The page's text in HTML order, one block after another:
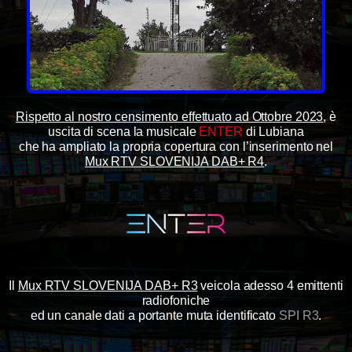
Rispetto al nostro censimento effettuato ad Ottobre 2023, è
uscita di scena la musicale ENTER di Lubiana
che ha ampliato la propria copertura con l’inserimento nel
Mux RTV SLOVENIJA DAB+ R4.
Mux RTV SLOVENIJA DAB+ R3veicola adesso 4 emittenti
radiofoniche
ed un canale dati a portante muta identificato SPI R3.